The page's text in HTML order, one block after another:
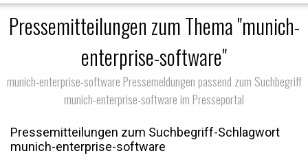
Pressemitteilungen zum Thema "munich-
enterprise-software"
munich-enterprise-software Pressemeldungen passend zum Suchbegriff
munich-enterprise-software im Presseportal
Pressemitteilungen zum Suchbegriff-Schlagwort
munich-enterprise-software